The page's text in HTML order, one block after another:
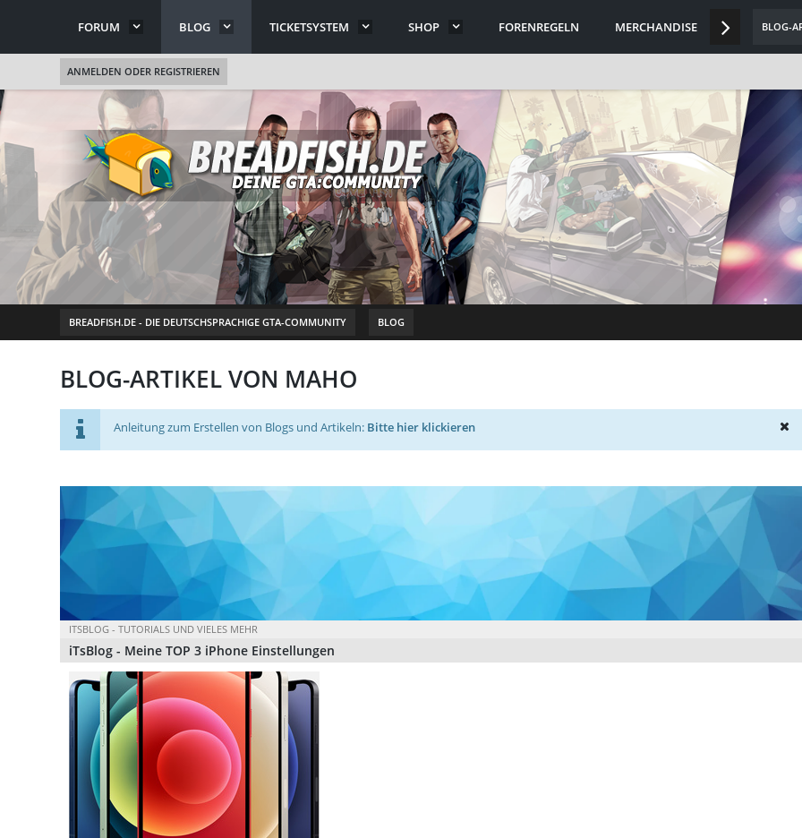
FORUM BLOG TICKETSYSTEM SHOP FORENREGELN MERCHANDISE DISCORD
BLOG-
ANMELDEN ODER REGISTRIEREN
BREADFISH.DE - DIE DEUTSCHSPRACHIGE GTA-COMMUNITY BLOG
BLOG-ARTIKEL VON MAHO
Anleitung zum Erstellen von Blogs und Artikeln: Bitte hier klickieren
ITSBLOG - TUTORIALS UND VIELES MEHR
iTsBlog - Meine TOP 3 iPhone Einstellungen